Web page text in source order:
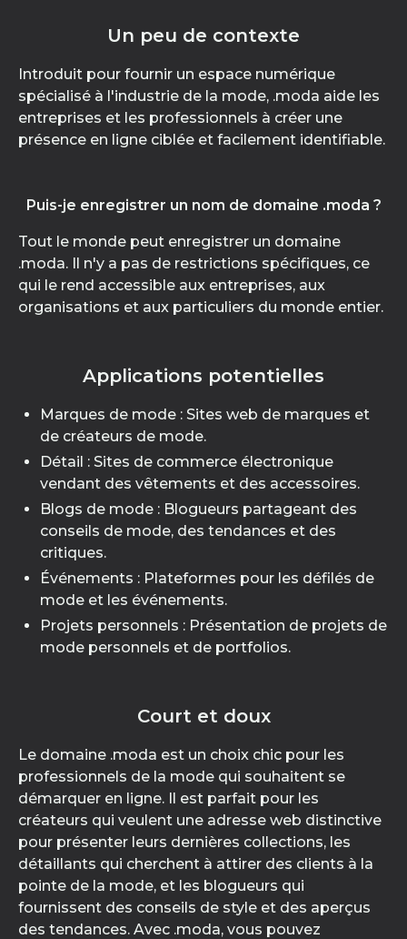
Un peu de contexte
Introduit pour fournir un espace numérique
spécialisé à l'industrie de la mode, .moda aide les
entreprises et les professionnels à créer une
présence en ligne ciblée et facilement identifiable.
Puis-je enregistrer un nom de domaine .moda ?
Tout le monde peut enregistrer un domaine
.moda. Il n'y a pas de restrictions spécifiques, ce
qui le rend accessible aux entreprises, aux
organisations et aux particuliers du monde entier.
Applications potentielles
Marques de mode : Sites web de marques et
de créateurs de mode.
Détail : Sites de commerce électronique
vendant des vêtements et des accessoires.
Blogs de mode : Blogueurs partageant des
conseils de mode, des tendances et des
critiques.
Événements : Plateformes pour les défilés de
mode et les événements.
Projets personnels : Présentation de projets de
mode personnels et de portfolios.
Court et doux
Le domaine .moda est un choix chic pour les
professionnels de la mode qui souhaitent se
démarquer en ligne. Il est parfait pour les
créateurs qui veulent une adresse web distinctive
pour présenter leurs dernières collections, les
détaillants qui cherchent à attirer des clients à la
pointe de la mode, et les blogueurs qui
fournissent des conseils de style et des aperçus
des tendances. Avec .moda, vous pouvez